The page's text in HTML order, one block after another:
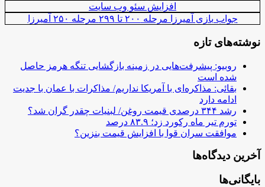
افزایش سئو وب سایت
جواب بازی آمیرزا مرحله ۲۰۰ تا ۲۹۹ مرحله ۲۵۰ آمیرزا
نوشته‌های تازه
روبیو: پیشرفت‌هایی در زمینه بازگشایی تنگه هرمز حاصل
شده است
بقائی: مذاکره‌ای با آمریکا نداریم/ مذاکرات با عمان با جدیت
ادامه دارد
رشد ۳۴۴ درصدی قیمت روغن/ لبنیات چقدر گران شد؟
تورم تیر ماه رکورد زد؛ ۸۳.۹ درصد
موافقت سران قوا با افزایش قیمت بنزین؟
آخرین دیدگاه‌ها
بایگانی‌ها